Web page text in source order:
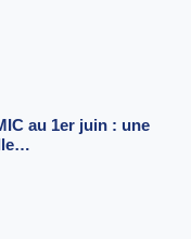
au 1er juin : une